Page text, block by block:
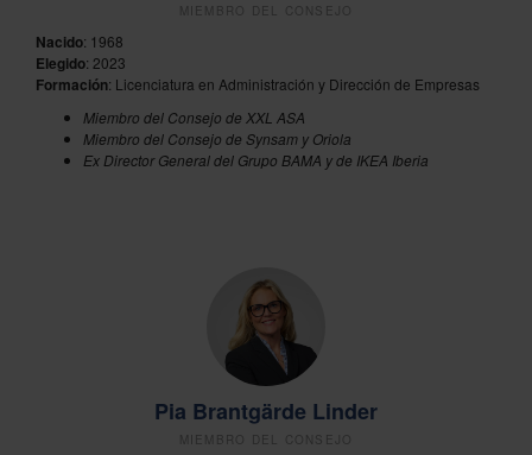
MIEMBRO DEL CONSEJO
Nacido: 1968
Elegido: 2023
Formación: Licenciatura en Administración y Dirección de Empresas
Miembro del Consejo de XXL ASA
Miembro del Consejo de Synsam y Oriola
Ex Director General del Grupo BAMA y de IKEA Iberia
Pia Brantgärde Linder
MIEMBRO DEL CONSEJO